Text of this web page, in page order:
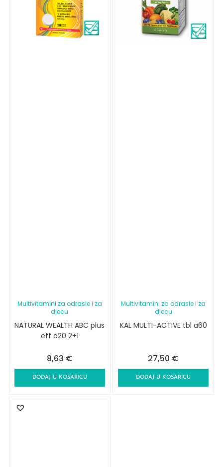
Multivitamini za odrasle i za
djecu
NATURAL WEALTH ABC plus
eff a20 2+1
8,63 €
DODAJ U KOŠARICU
Multivitamini za odrasle i za
djecu
KAL MULTI-ACTIVE tbl a60
27,50 €
DODAJ U KOŠARICU